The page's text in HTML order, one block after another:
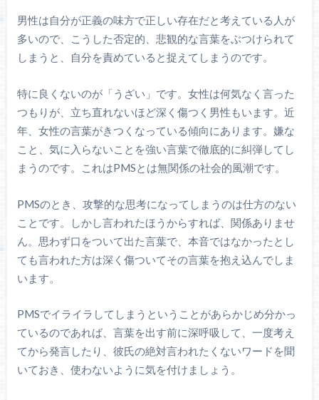
男性は自分が正義の味方で正しい存在だと考えている人が
多いので、こうした否定的、悲観的な言葉をぶつけられて
しまうと、自分を責めていると捉えてしまうのです。
特に良くないのが「うざい」です。女性は何気なく言った
つもりが、立ち直れないほど深く傷つく男性もいます。近
年、女性の言葉がきつくなっている傾向にあります。嫌な
こと、気に入らないことを強い言葉で徹底的に糾弾してし
まうのです。これはPMSとは無関係の社会的風潮です。
PMSのとき、攻撃的な思考になってしまうのは仕方のない
ことです。しかし言われたほうからすれば、関係ありませ
ん。思わず口をついて出た言葉で、本音ではなかったとし
ても言われた方は深く傷ついてその言葉を抱え込んでしま
います。
PMSでイライラしてしまうということがあらかじめ分かっ
ているのであれば、言葉を出す前に深呼吸して、一度考え
てから発言したり、彼氏の絶対言われたくないワードを聞
いておき、使わないように気を付けましょう。